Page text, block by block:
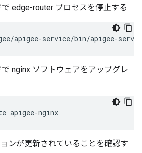
edge-router プロセスを停止する
apigee-service/bin/apigee-
nginx ソフトウェアをアップグレ
apigee-nginx
ンが更新されていることを確認す